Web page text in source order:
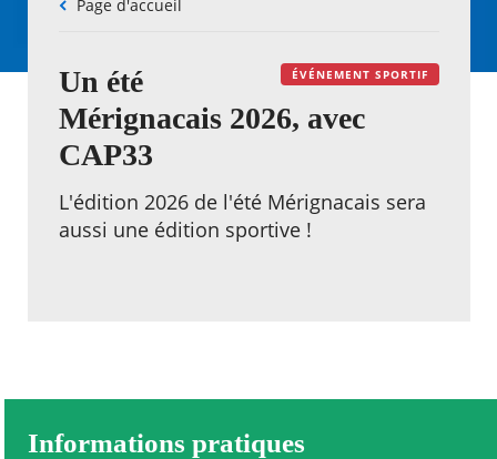
Fil
Page d'accueil
ÉVÉNEMENT SPORTIF
Un été
Mérignacais 2026, avec
CAP33
L'édition 2026 de l'été Mérignacais sera
aussi une édition sportive !
Informations pratiques